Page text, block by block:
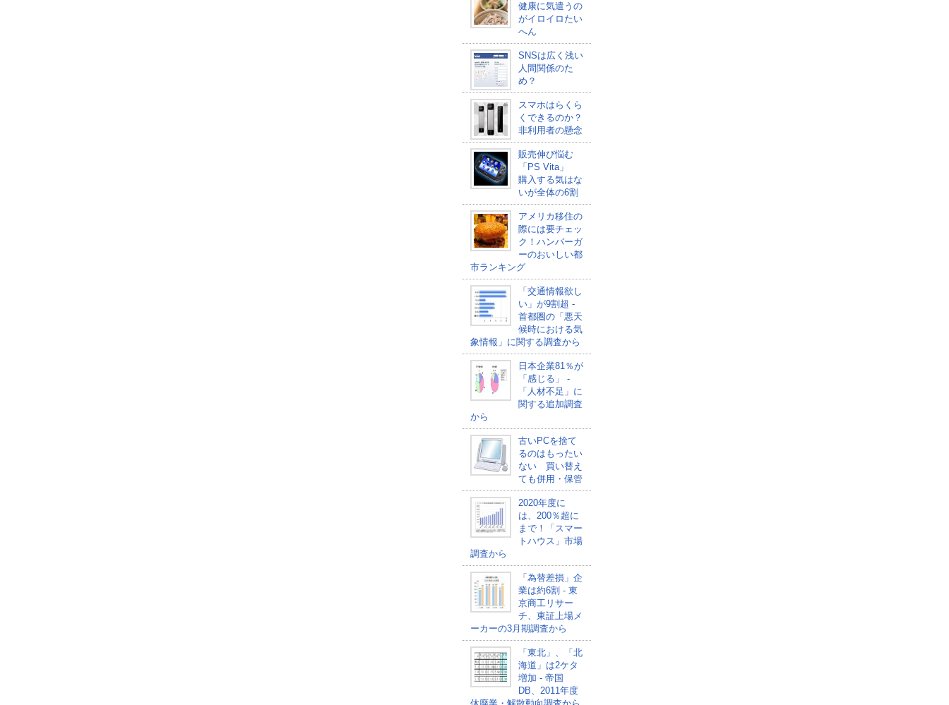
健康に気遣うの
がイロイロたい
へん
SNSは広く浅い
人間関係のた
め？
スマホはらくら
くできるのか？
非利用者の懸念
販売伸び悩む
「PS Vita」
購入する気はな
いが全体の6割
アメリカ移住の
際には要チェッ
ク！ハンバーガ
ーのおいしい都
市ランキング
「交通情報欲し
い」が9割超 -
首都圏の「悪天
候時における気
象情報」に関する調査から
日本企業81％が
「感じる」 -
「人材不足」に
関する追加調査
から
古いPCを捨て
るのはもったい
ない 買い替え
ても併用・保管
2020年度に
は、200％超に
まで！「スマー
トハウス」市場
調査から
「為替差損」企
業は約6割 - 東
京商工リサー
チ、東証上場メ
ーカーの3月期調査から
「東北」、「北
海道」は2ケタ
増加 - 帝国
DB、2011年度